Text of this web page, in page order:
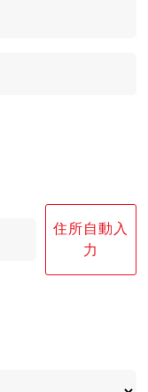
住所自動入
力